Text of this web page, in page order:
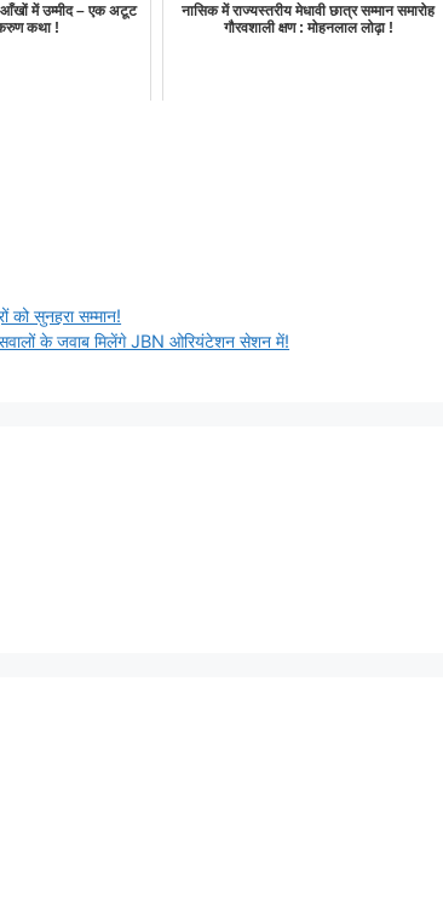
में उम्मीद – एक अटूट
कथा !
नासिक में राज्यस्तरीय मेधावी छात्र सम्मान समारोह
गौरवशाली क्षण : मोहनलाल लोढ़ा !
को सुनहरा सम्मान!
के जवाब मिलेंगे JBN ओरियंटेशन सेशन में!